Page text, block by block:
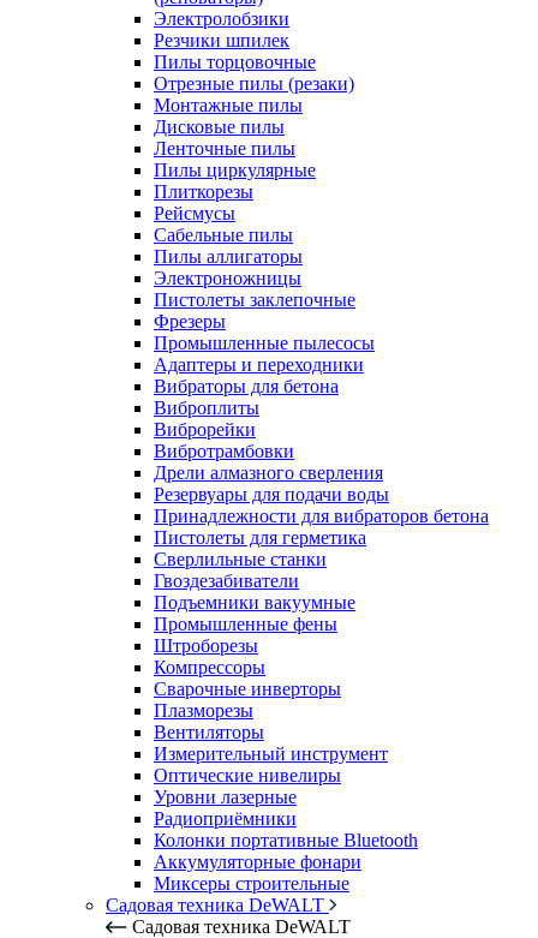
Электролобзики
Резчики шпилек
Пилы торцовочные
Отрезные пилы (резаки)
Монтажные пилы
Дисковые пилы
Ленточные пилы
Пилы циркулярные
Плиткорезы
Рейсмусы
Сабельные пилы
Пилы аллигаторы
Электроножницы
Пистолеты заклепочные
Фрезеры
Промышленные пылесосы
Адаптеры и переходники
Вибраторы для бетона
Виброплиты
Виброрейки
Вибротрамбовки
Дрели алмазного сверления
Резервуары для подачи воды
Принадлежности для вибраторов бетона
Пистолеты для герметика
Сверлильные станки
Гвоздезабиватели
Подъемники вакуумные
Промышленные фены
Штроборезы
Компрессоры
Сварочные инверторы
Плазморезы
Вентиляторы
Измерительный инструмент
Оптические нивелиры
Уровни лазерные
Радиоприёмники
Колонки портативные Bluetooth
Аккумуляторные фонари
Миксеры строительные
Садовая техника DeWALT
Садовая техника DeWALT